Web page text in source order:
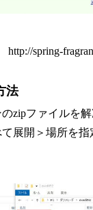
http://spring-
法
zipファイルを
て展開＞場所を